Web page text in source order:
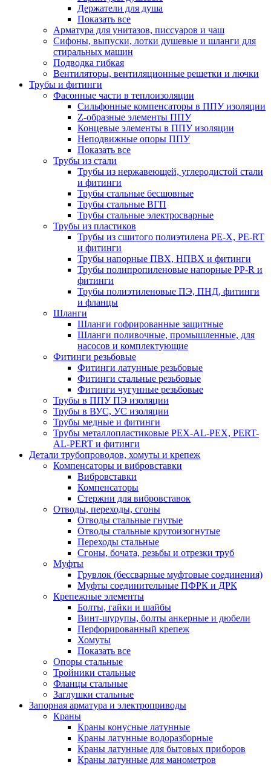
Держатели для душа
Показать все
Арматура для унитазов, писсуаров и чаш
Сифоны, выпуски, лотки душевые и шланги для
стиральных машин
Подводка гибкая
Вентиляторы, вентиляционные решетки и лючки
Трубы и фитинги
Фасонные части в теплоизоляции
Cильфонные компенсаторы в ППУ изоляции
Z-образные элементы ППУ
Концевые элементы в ППУ изоляции
Неподвижные опоры ППУ
Показать все
Трубы из стали
Трубы из нержавеющей, углеродистой стали
и фитинги
Трубы стальные бесшовные
Трубы стальные ВГП
Трубы стальные электросварные
Трубы из пластиков
Трубы из сшитого полиэтилена PE-X, PE-RT
и фитинги
Трубы напорные ПВХ, НПВХ и фитинги
Трубы полипропиленовые напорные PP-R и
фитинги
Трубы полиэтиленовые ПЭ, ПНД, фитинги
и фланцы
Шланги
Шланги гофрированные защитные
Шланги поливочные, промышленные, для
насосов и комплектующие
Фитинги резьбовые
Фитинги латунные резьбовые
Фитинги стальные резьбовые
Фитинги чугунные резьбовые
Трубы в ППУ ПЭ изоляции
Трубы в ВУС, УС изоляции
Трубы медные и фитинги
Трубы металлопластиковые PEX-AL-PEX, PERT-
AL-PERT и фитинги
Детали трубопроводов, хомуты и крепеж
Компенсаторы и вибровставки
Вибровставки
Компенсаторы
Стержни для вибровставок
Отводы, переходы, сгоны
Отводы стальные гнутые
Отводы стальные крутоизогнутые
Переходы стальные
Сгоны, бочата, резьбы и отрезки труб
Муфты
Грувлок (бессварные муфтовые соединения)
Муфты соединительные ПФРК и ДРК
Крепежные элементы
Болты, гайки и шайбы
Винт-шурупы, болты анкерные и дюбели
Перфорированный крепеж
Хомуты
Показать все
Опоры стальные
Тройники стальные
Фланцы стальные
Заглушки стальные
Запорная арматура и электроприводы
Краны
Краны конусные латунные
Краны латунные водоразборные
Краны латунные для бытовых приборов
Краны латунные для манометров